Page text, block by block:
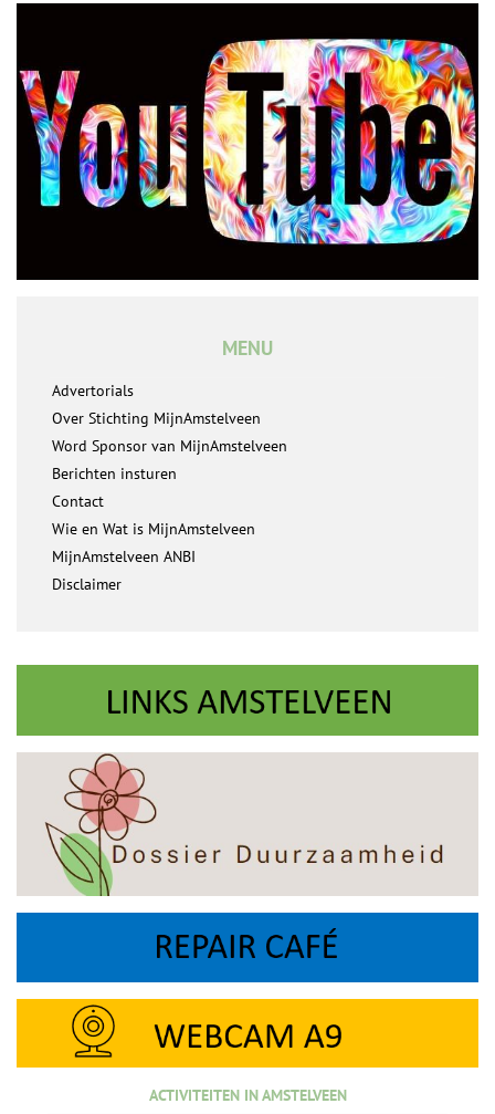
MENU
Advertorials
Over Stichting MijnAmstelveen
Word Sponsor van MijnAmstelveen
Berichten insturen
Contact
Wie en Wat is MijnAmstelveen
MijnAmstelveen ANBI
Disclaimer
ACTIVITEITEN IN AMSTELVEEN